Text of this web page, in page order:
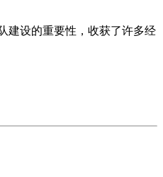
建设的重要性，收获了许多经